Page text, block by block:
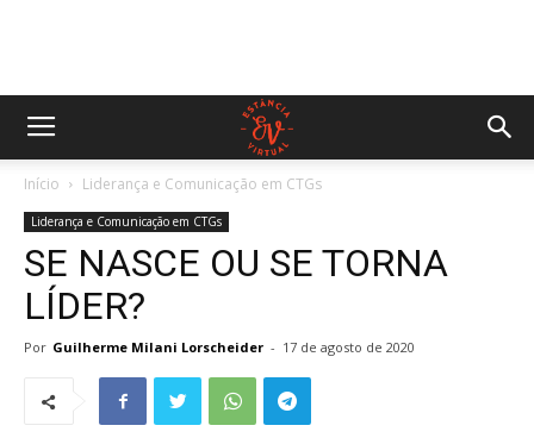
Início Liderança e Comunicação em CTGs
Liderança e Comunicação em CTGs
SE NASCE OU SE TORNA
LÍDER?
Por Guilherme Milani Lorscheider - 17 de agosto de 2020